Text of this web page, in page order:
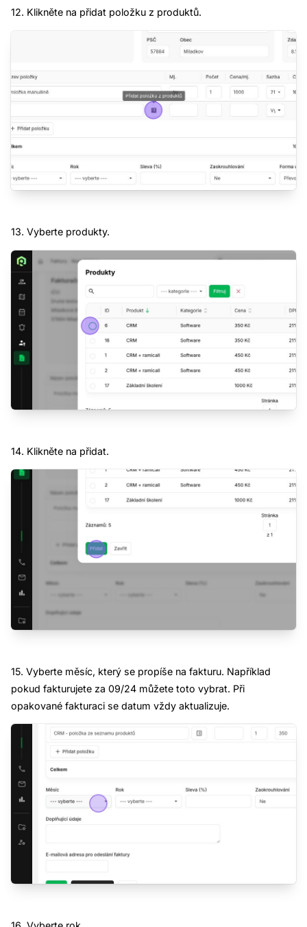
12. Klikněte na přidat položku z produktů.
13. Vyberte produkty.
14. Klikněte na přidat.
15. Vyberte měsíc, který se propíše na fakturu. Například
pokud fakturujete za 09/24 můžete toto vybrat. Při
opakované fakturaci se datum vždy aktualizuje.
nahlédnutí a prozkoumání možností. Bez
Demo data jsou pravidelně promazávána.
Zdarma bez registrace
CRM zdarma na 30 dní
Založíme Vám plnou verzi CRM Systém
RAMISYS
zdarmaa bez jakýchkoliv závazků.
Pokud pak budete chtít pokračovat, data
Vám zůstanou.
Zdarmazřízení po registraci